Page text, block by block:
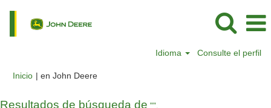
Idioma Consulte el perfil
Inicio | en John Deere(página
Resultados de búsqueda de "".